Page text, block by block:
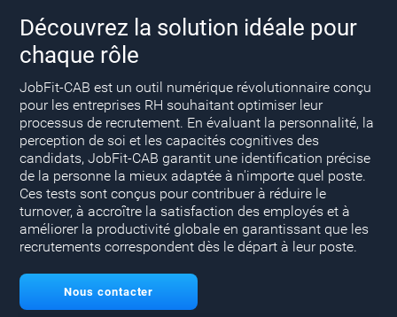
Découvrez la solution idéale pour
chaque rôle
JobFit-CAB est un outil numérique révolutionnaire conçu
pour les entreprises RH souhaitant optimiser leur
processus de recrutement. En évaluant la personnalité, la
perception de soi et les capacités cognitives des
candidats, JobFit-CAB garantit une identification précise
de la personne la mieux adaptée à n'importe quel poste.
Ces tests sont conçus pour contribuer à réduire le
turnover, à accroître la satisfaction des employés et à
améliorer la productivité globale en garantissant que les
recrutements correspondent dès le départ à leur poste.
Nous contacter